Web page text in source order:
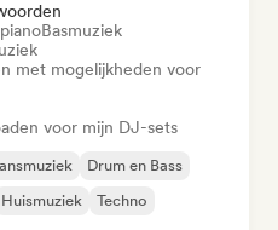
Basmuziek
met mogelijkheden voor
voor mijn DJ-sets
Drum en Bass
Huismuziek Techno